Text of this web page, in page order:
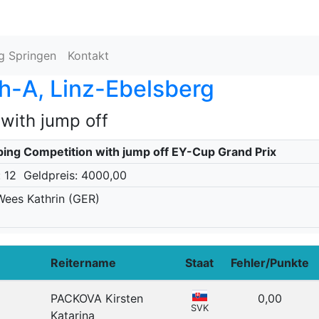
Springen Kontakt
A, Linz-Ebelsberg
jump off
Competition with jump off EY-Cup Grand Prix
12 Geldpreis: 4000,00
Kathrin (GER)
Reitername Staat Fehler/Punkte
PACKOVA Kirsten
Katarina
SVK
0,00